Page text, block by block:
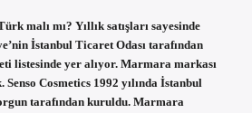
malı mı? Yıllık satışları sayesinde
İstanbul Ticaret Odası tarafından
listesinde yer alıyor. Marmara markası
Cosmetics 1992 yılında İstanbul
tarafından kuruldu. Marmara